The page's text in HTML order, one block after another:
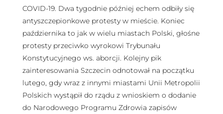
COVID-19. Dwa tygodnie później echem odbiły się
antyszczepionkowe protesty w mieście. Koniec
października to jak w wielu miastach Polski, głośne
protesty przeciwko wyrokowi Trybunału
Konstytucyjnego ws. aborcji. Kolejny pik
zainteresowania Szczecin odnotował na początku
lutego, gdy wraz z innymi miastami Unii Metropolii
Polskich wystąpił do rządu z wnioskiem o dodanie
do Narodowego Programu Zdrowia zapisów